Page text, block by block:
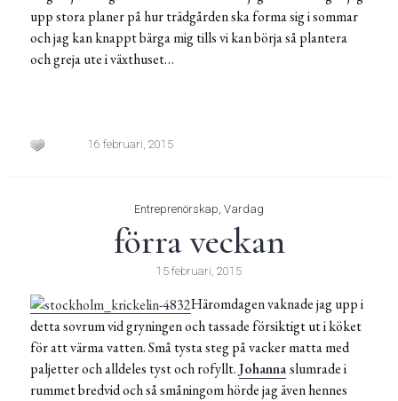
upp stora planer på hur trädgården ska forma sig i sommar
och jag kan knappt bärga mig tills vi kan börja så plantera
och greja ute i växthuset…
16 februari, 2015
Entreprenörskap Vardag
förra veckan
15 februari, 2015
Häromdagen vaknade jag upp i
detta sovrum vid gryningen och tassade försiktigt ut i köket
för att värma vatten. Små tysta steg på vacker matta med
paljetter och alldeles tyst och rofyllt.Johannaslumrade i
rummet bredvid och så småningom hörde jag även hennes